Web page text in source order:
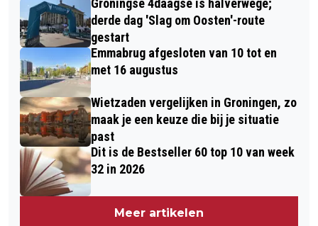
Groningse 4daagse is halverwege;
derde dag 'Slag om Oosten'-route
gestart
Emmabrug afgesloten van 10 tot en
met 16 augustus
Wietzaden vergelijken in Groningen, zo
maak je een keuze die bij je situatie
past
Dit is de Bestseller 60 top 10 van week
32 in 2026
Meer artikelen